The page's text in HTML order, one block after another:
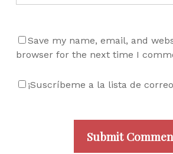
Save my name, email, and
browser for the next time I
¡Suscríbeme a la lista de